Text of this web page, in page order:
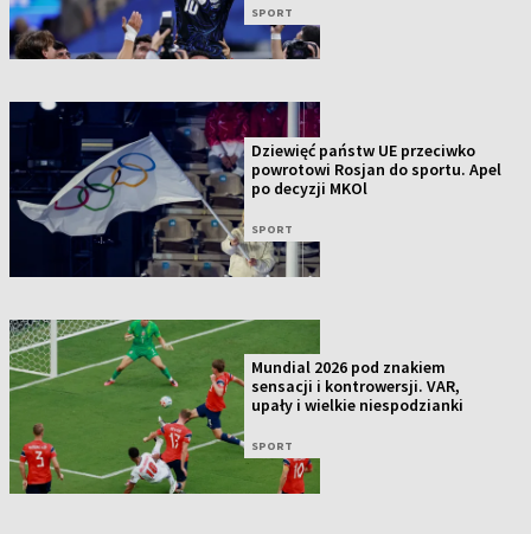
SPORT
Dziewięć państw UE przeciwko
powrotowi Rosjan do sportu. Apel
po decyzji MKOl
SPORT
Mundial 2026 pod znakiem
sensacji i kontrowersji. VAR,
upały i wielkie niespodzianki
SPORT